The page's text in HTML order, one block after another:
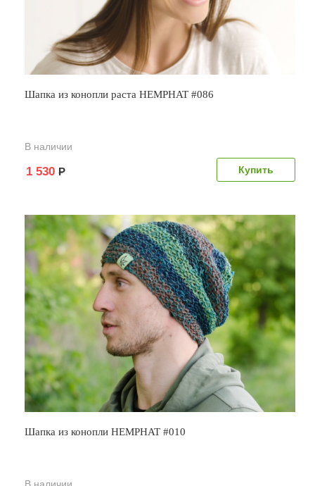
Шапка из конопли раста HEMPHAT #086
В наличии
1 530 Р
Шапка из конопли HEMPHAT #010